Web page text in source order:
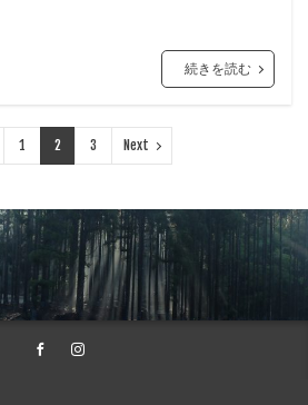
続きを読む
1 2 3 Next